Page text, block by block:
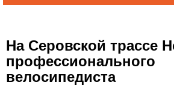
На Серовской трассе
профессионального
велосипедиста